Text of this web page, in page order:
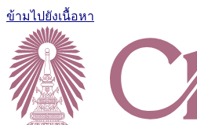
ข้ามไปยังเนื้อหา